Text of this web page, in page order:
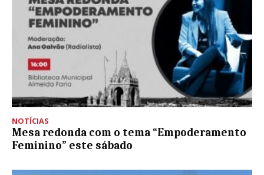
NOTÍCIAS
Mesa redonda com o tema “Empoderamento
Feminino” este sábado